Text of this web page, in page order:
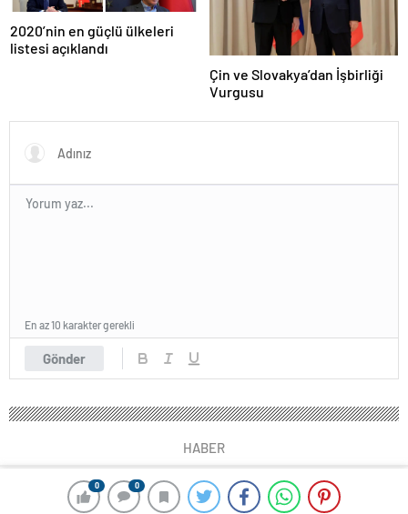
0 0
2020’nin en güçlü ülkeleri
listesi açıklandı
Çin ve Slovakya’dan İşbirliği
Vurgusu
Gönder
En az 10 karakter gerekli
HABER